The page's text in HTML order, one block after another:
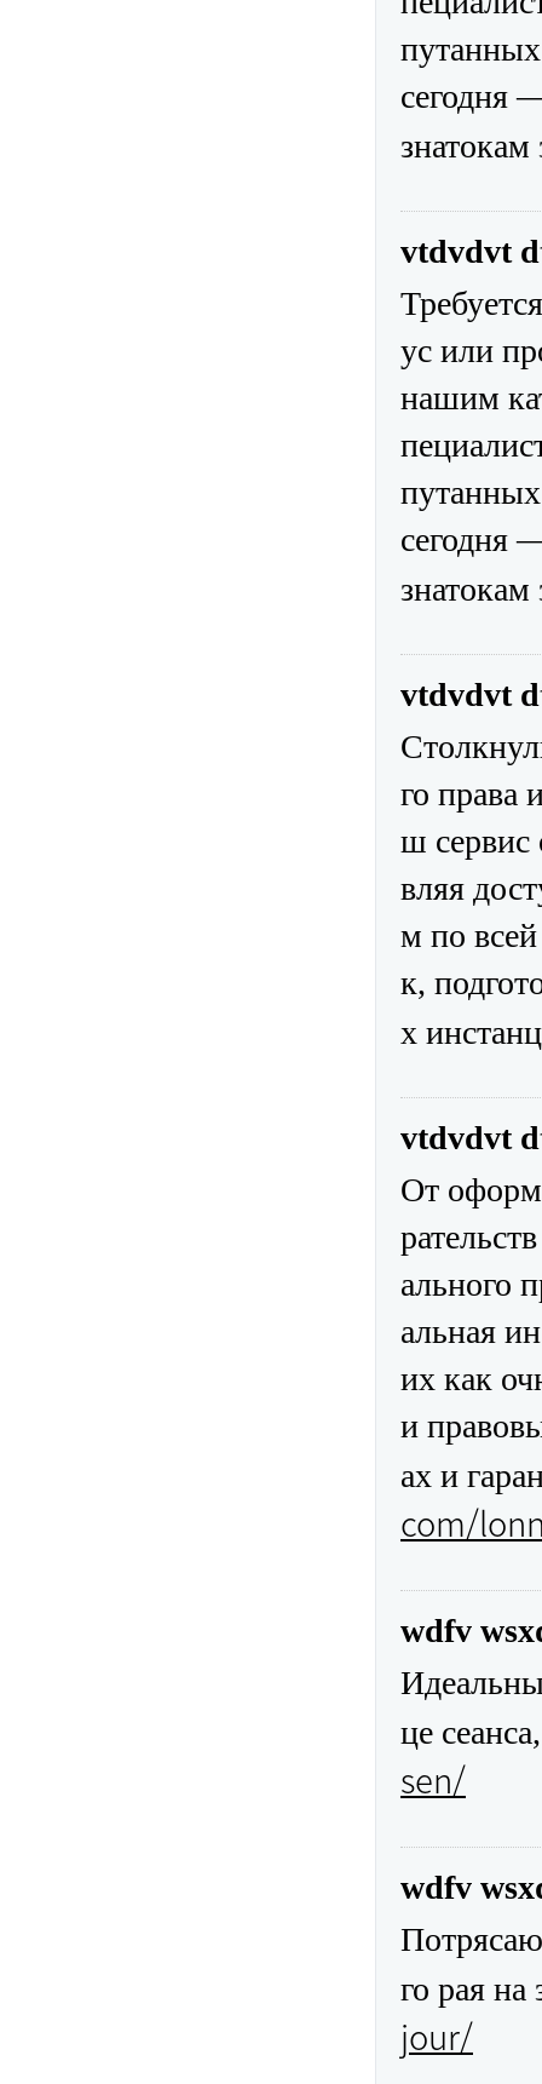
сегодня
vtdvdvt
ус или
нашим
сегодня
vtdvdvt
го права
ш сервис
вляя
м по
к,
х
vtdvdvt
От
ального
альная
их как
и
ах и
com/
wdfv
це
sen/
wdfv
го рая на
jour/